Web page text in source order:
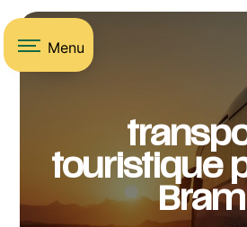
Menu
touristique
Bram
Panneau de gestion des cookies